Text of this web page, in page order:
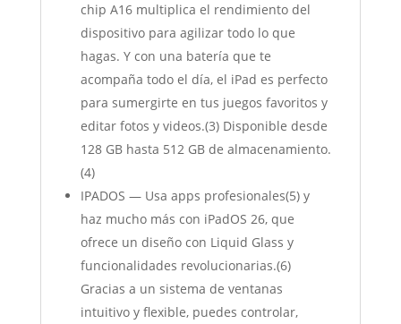
chip A16 multiplica el rendimiento del
dispositivo para agilizar todo lo que
hagas. Y con una batería que te
acompaña todo el día, el iPad es perfecto
para sumergirte en tus juegos favoritos y
editar fotos y videos.(3) Disponible desde
128 GB hasta 512 GB de almacenamiento.
(4)
IPADOS — Usa apps profesionales(5) y
haz mucho más con iPadOS 26, que
ofrece un diseño con Liquid Glass y
funcionalidades revolucionarias.(6)
Gracias a un sistema de ventanas
intuitivo y flexible, puedes controlar,